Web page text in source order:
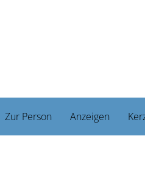
Zur Person Anzeigen